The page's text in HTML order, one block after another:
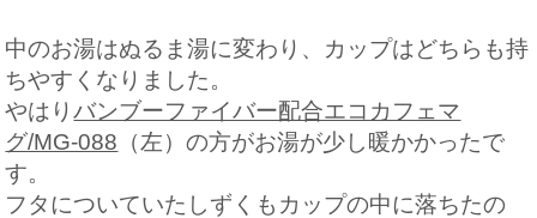
中のお湯はぬるま湯に変わり、カップはどちらも持
ちやすくなりました。
やはりバンブーファイバー配合エコカフェマ
グ/MG-088 （左）の方がお湯が少し暖かかったで
す。
フタについていたしずくもカップの中に落ちたの